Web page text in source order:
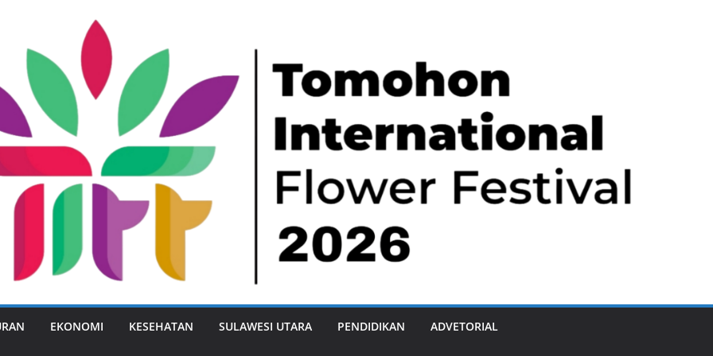
EKONOMI KESEHATAN SULAWESI UTARA PENDIDIKAN ADVETORIAL